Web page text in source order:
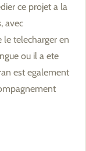
ce projet a la
, avec
telecharger en
ou il a ete
est egalement